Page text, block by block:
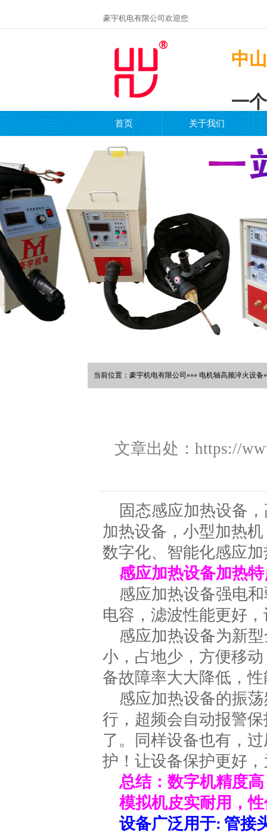
豪宇机电有限公司欢迎您
中
一
首页 关于我们
当前位置：豪宇机电有限公司»»» 电机轴高频淬火设备
文章出处：https://
固态感应加热设备
加热设备，小型加热
数字化、智能化感应
感应加热设备加热
感应加热设备强电
电容，滤波性能更好
感应加热设备为新
小，占地少，方便移
备故障率大大降低，
感应加热设备的振
行，超频会自动报警
了。同样设备也有，
护！让设备保护更好
总结：数字机精度
模拟机皮实耐用，
设备广泛用于: 管接